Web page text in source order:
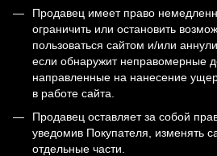
Продавец имеет право
ограничить или остановить
пользоваться сайтом и/или
если обнаружит неправомерные
направленные на нанесение
в работе сайта.
Продавец оставляет за собой
уведомив Покупателя, изменять
отдельные части.